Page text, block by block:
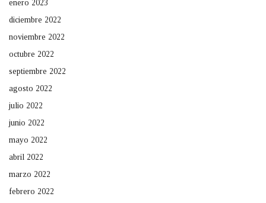
enero 2023
diciembre 2022
noviembre 2022
octubre 2022
septiembre 2022
agosto 2022
julio 2022
junio 2022
mayo 2022
abril 2022
marzo 2022
febrero 2022